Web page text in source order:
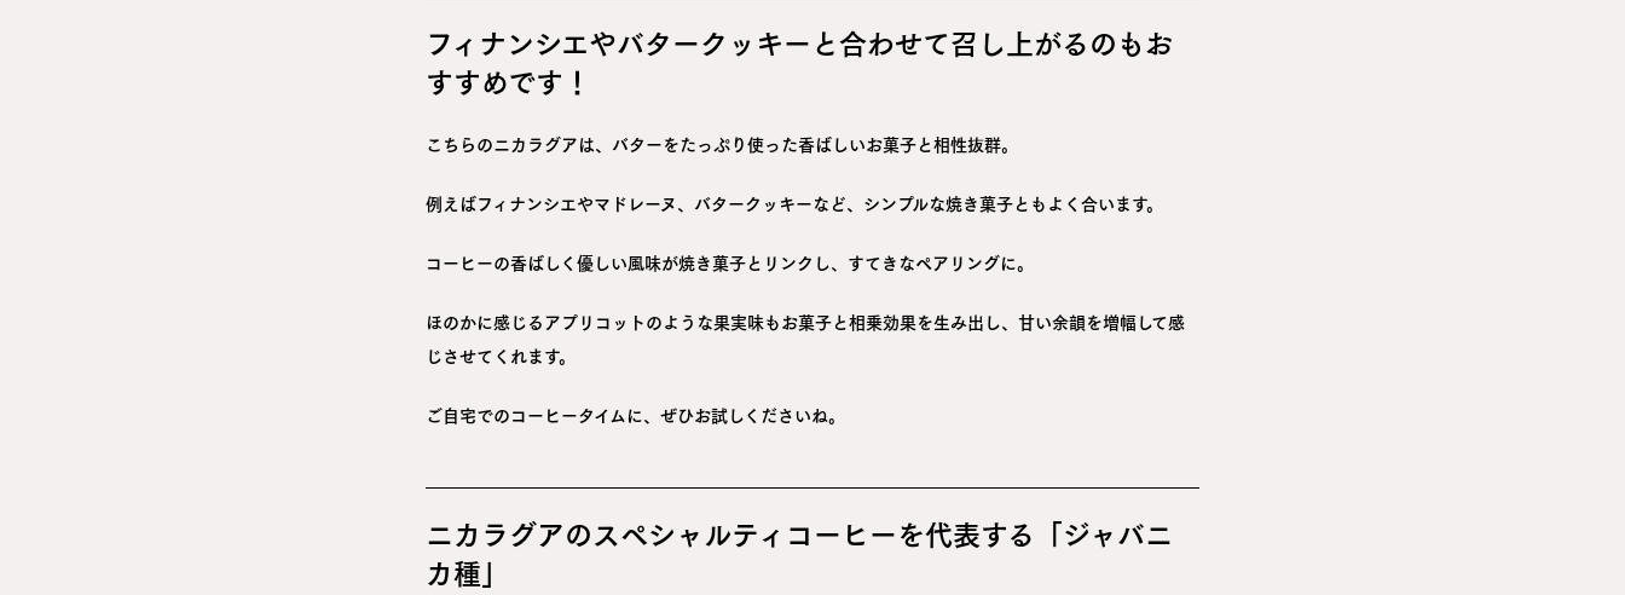
フィナンシエやバタークッキーと合わせて召し上がるのもお
すすめです！
こちらのニカラグアは、バターをたっぷり使った香ばしいお菓子と相性抜群。
例えばフィナンシエやマドレーヌ、バタークッキーなど、シンプルな焼き菓子ともよく合います。
コーヒーの香ばしく優しい風味が焼き菓子とリンクし、すてきなペアリングに。
ほのかに感じるアプリコットのような果実味もお菓子と相乗効果を生み出し、甘い余韻を増幅して感
じさせてくれます。
ご自宅でのコーヒータイムに、ぜひお試しくださいね。
ニカラグアのスペシャルティコーヒーを代表する「ジャバニ
カ種」